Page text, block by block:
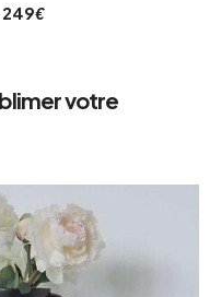
249€
votre